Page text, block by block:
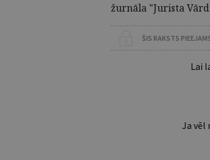
žurnāla "Jurista
ŠIS RAKSTS
Lai
Ja vēl